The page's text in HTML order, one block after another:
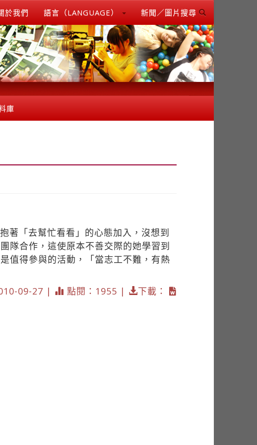
於我們 語言（LANGUAGE） 新聞／圖片搜尋
庫
著「去幫忙看看」的心態加入，沒想到
隊合作，這使原本不善交際的她學習到
值得參與的活動，「當志工不難，有熱
09-27 | 點閱：1955 | 下載：